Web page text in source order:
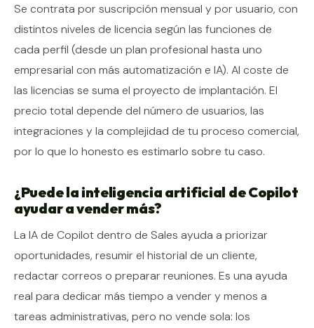
Se contrata por suscripción mensual y por usuario, con
distintos niveles de licencia según las funciones de
cada perfil (desde un plan profesional hasta uno
empresarial con más automatización e IA). Al coste de
las licencias se suma el proyecto de implantación. El
precio total depende del número de usuarios, las
integraciones y la complejidad de tu proceso comercial,
por lo que lo honesto es estimarlo sobre tu caso.
¿Puede la inteligencia artificial de Copilot
ayudar a vender más?
La IA de Copilot dentro de Sales ayuda a priorizar
oportunidades, resumir el historial de un cliente,
redactar correos o preparar reuniones. Es una ayuda
real para dedicar más tiempo a vender y menos a
tareas administrativas, pero no vende sola: los